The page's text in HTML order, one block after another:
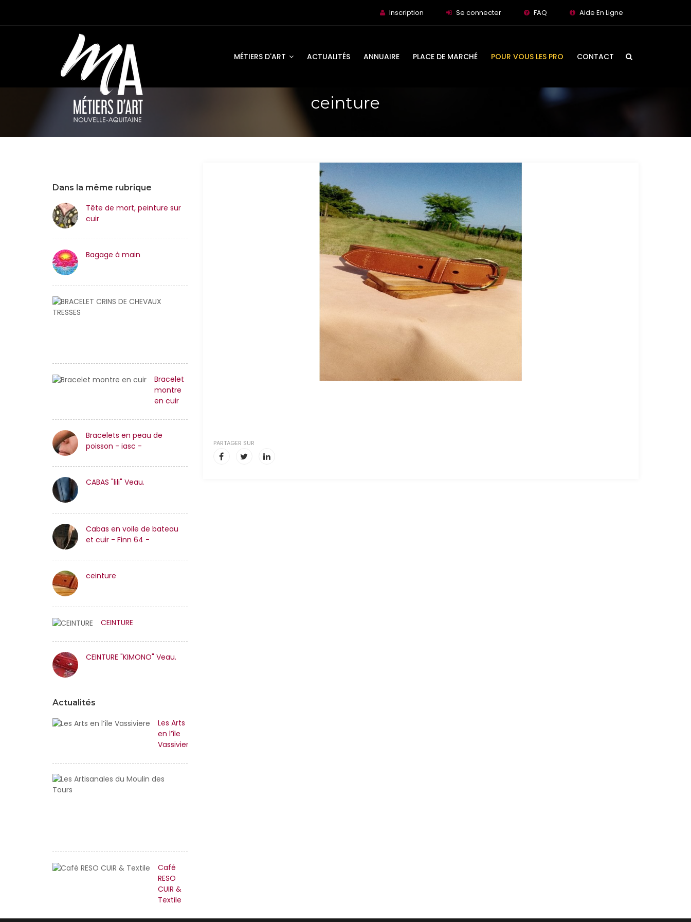
Inscription Se connecter FAQ Aide En Ligne
MÉTIERS D'ART ACTUALITÉS ANNUAIRE PLACE DE MARCHÉ POUR VOUS LES PRO CONTACT
ceinture
Dans la même rubrique
Tête de mort, peinture sur
cuir
Bagage à main
Bracelet
montre
en cuir
Bracelets en peau de
poisson - iasc -
CABAS "lili" Veau.
Cabas en voile de bateau
et cuir - Finn 64 -
ceinture
CEINTURE
CEINTURE "KIMONO" Veau.
Actualités
Les Arts
en l’île
Vassiviere
Café
RESO
CUIR &
Textile
PARTAGER SUR